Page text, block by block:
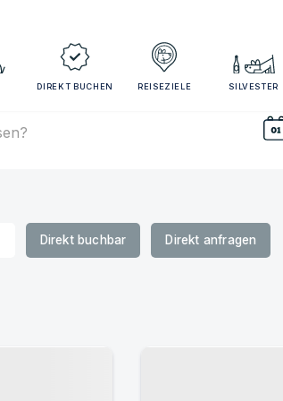
DIREKT BUCHEN REISEZIELE SILVESTER
Reisezeitraum und
Direkt buchbar Direkt anfragen